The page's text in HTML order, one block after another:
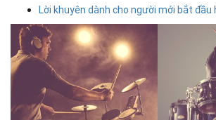
Lời khuyên dành cho người mới bắt đầu